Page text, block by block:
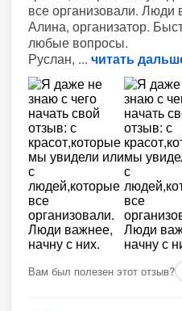
все организовали. Люди
Алина, организатор.
любые вопросы.
Руслан,
читать
Вам был полезен этот отзыв?